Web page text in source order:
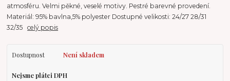
atmosféru. Velmi pěkné, veselé motivy. Pestré barevné provedení.
Materiál: 95% bavlna,5% polyester Dostupné velikosti: 24/27 28/31
32/35celý popis
Dostupnost Není skladem
Nejsme plátci DPH